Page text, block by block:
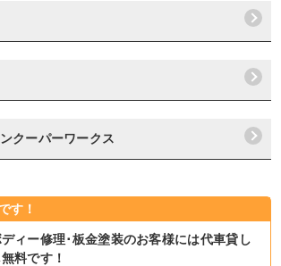
クーパーワークス
す！
ィー修理･板金塗装のお客様には代車貸し
料です！